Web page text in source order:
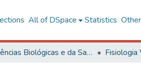
All of DSpace Statistics
Ciências Biológicas e da Saúde Fisiologia